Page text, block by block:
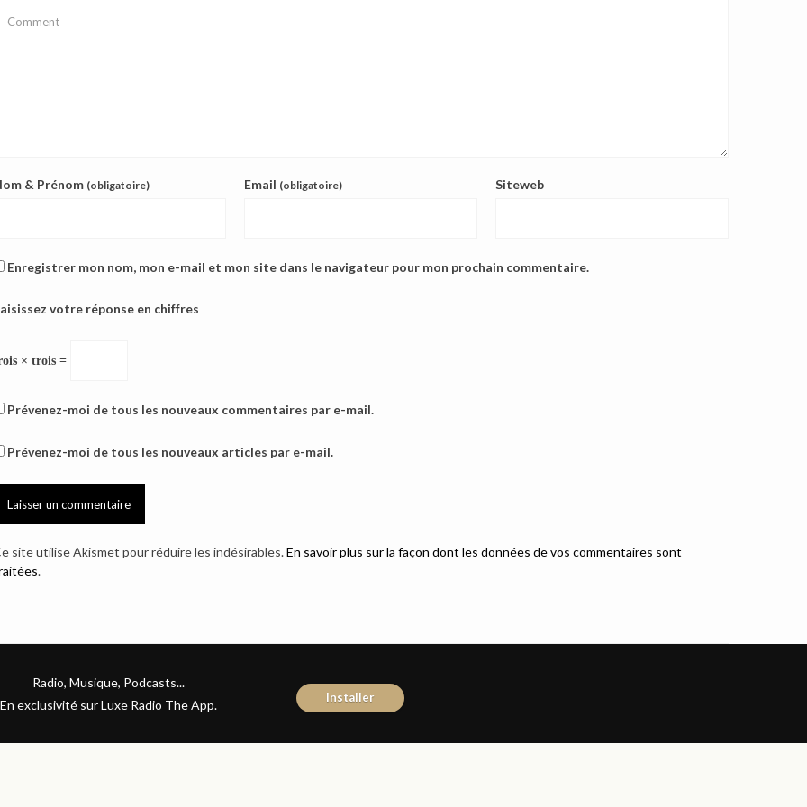
& Prénom (obligatoire) Email (obligatoire) Siteweb
Enregistrer mon nom, mon e-mail et mon site dans le navigateur pour mon prochain commentaire.
votre réponse en chiffres
× trois =
Prévenez-moi de tous les nouveaux commentaires par e-mail.
Prévenez-moi de tous les nouveaux articles par e-mail.
site utilise Akismet pour réduire les indésirables.En savoir plus sur la façon dont les données de vos commentaires sont
.
Radio, Musique, Podcasts...
En exclusivité sur Luxe Radio The App.
Installer